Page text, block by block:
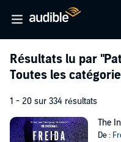
Résultats lu par
Toutes les
1 - 20 sur 334 résultats
The
De :